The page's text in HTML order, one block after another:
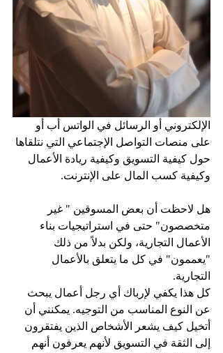
الإلكتروني أو الرسائل في الواتس أب أو
على منصات التواصل الإجتماعي التي نتلقاها
حول كيفية التسويق وكيفية ريادة الأعمال
وكيفية كسب المال على الإنترنت.
هل لاحظت أن بعض المسوقين " غير
متخصصون" حتى في استراتيجيات بناء
الأعمال التجارية، ولكن بدلاً من ذلك
"يعممون" في كل ما يتعلق بالأعمال
التجارية.
كل هذا يكفي لإرباك أي رجل أعمال يبحث
عن النوع المناسب من التوجيه. يمكنني أن
أتخيل كيف يشعر الأشخاص الذين يفتقرون
إلى الثقة في التسويق لأنهم يعرفون أنهم